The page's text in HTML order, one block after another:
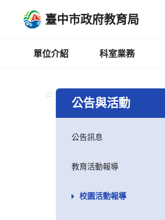
臺中市政府教育局
單位介紹 科室業務
:::
公告與活動
公告訊息
教育活動報導
校園活動報導